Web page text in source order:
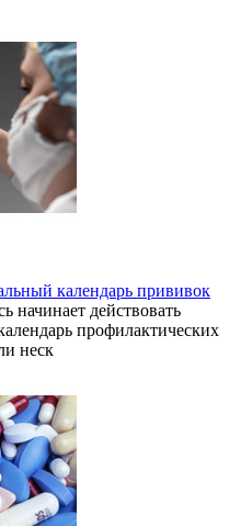
календарь прививок
начинает действовать
профилактических
неск